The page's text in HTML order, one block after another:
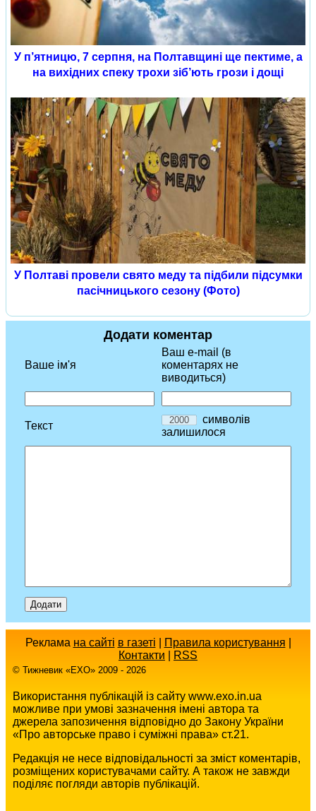
У п’ятницю, 7 серпня, на Полтавщині ще пектиме, а
на вихідних спеку трохи зіб’ють грози і дощі
У Полтаві провели свято меду та підбили підсумки
пасічницького сезону (Фото)
Додати коментар
Ваше ім'я
Ваш e-mail (в
коментарях не
виводиться)
Текст
символів
залишилося
Реклама на сайті в газеті Правила користування
Контакти
RSS
© Тижневик «EХO» 2009 - 2026
Використання публікацій із сайту www.exo.in.ua
можливе при умові зазначення імені автора та
джерела запозичення відповідно до Закону України
«Про авторське право і суміжні права» ст.21.
Редакція не несе відповідальності за зміст коментарів,
розміщених користувачами сайту. А також не завжди
поділяє погляди авторів публікацій.